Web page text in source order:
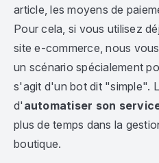
article, les moyens de
Pour cela, si vous utilisez
site e-commerce, nous
un scénario spécialement
s'agit d'un bot dit "simple".
d'automatiser son
plus de temps dans la
boutique.